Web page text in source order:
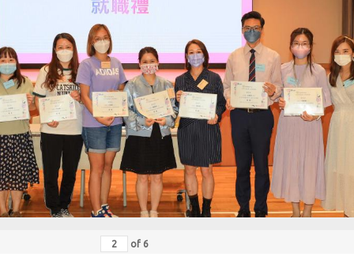
of 6